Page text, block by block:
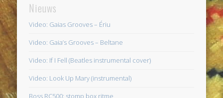
Nieuws
Video: Gaias Grooves – Ériu
Video: Gaia’s Grooves – Beltane
Video: If I Fell (Beatles instrumental cover)
Video: Look Up Mary (instrumental)
Boss RC500: stomp box ritme